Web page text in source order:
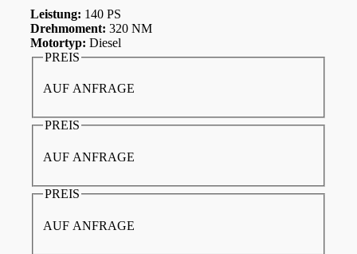
Leistung: 140 PS
Drehmoment: 320 NM
Motortyp: Diesel
PREIS
AUF ANFRAGE
PREIS
AUF ANFRAGE
PREIS
AUF ANFRAGE